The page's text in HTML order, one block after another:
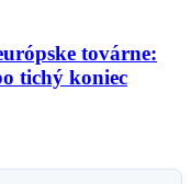
továrne:
tichý koniec